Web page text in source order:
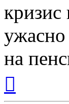
кризис
ужасно
на
началу